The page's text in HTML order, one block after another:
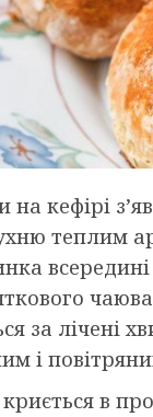
на кефірі
теплим
за лічені
і
в